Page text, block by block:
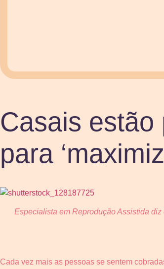
Casais estão
para
Especialista em Reprodução Assistida
Cada vez mais as pessoas se sentem